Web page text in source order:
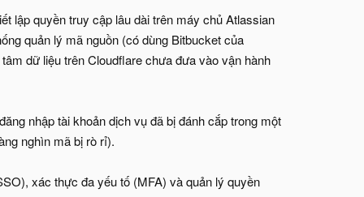
lập quyền truy cập lâu dài trên máy chủ Atlassian
quản lý mã nguồn (có dùng Bitbucket của
dữ liệu trên Cloudflare chưa đưa vào vận hành
nhập tài khoản dịch vụ đã bị đánh cắp trong một
nghìn mã bị rò rỉ).
xác thực đa yếu tố (MFA) và quản lý quyền